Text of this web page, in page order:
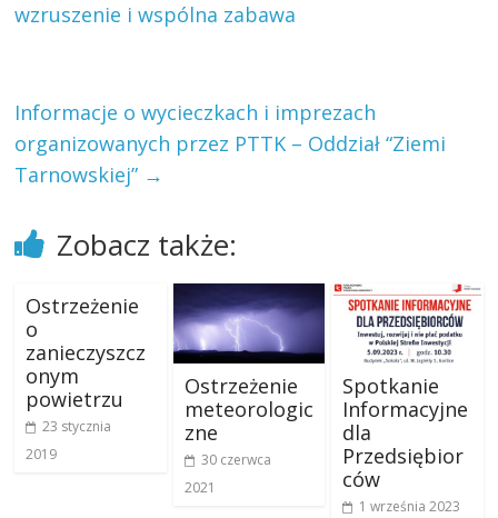
wzruszenie i wspólna zabawa
Informacje o wycieczkach i imprezach
organizowanych przez PTTK – Oddział “Ziemi
Tarnowskiej” →
Zobacz także:
Ostrzeżenie
o
zanieczyszcz
onym
powietrzu
23 stycznia
2019
Ostrzeżenie
meteorologic
zne
30 czerwca
2021
Spotkanie
Informacyjne
dla
Przedsiębior
ców
1 września 2023